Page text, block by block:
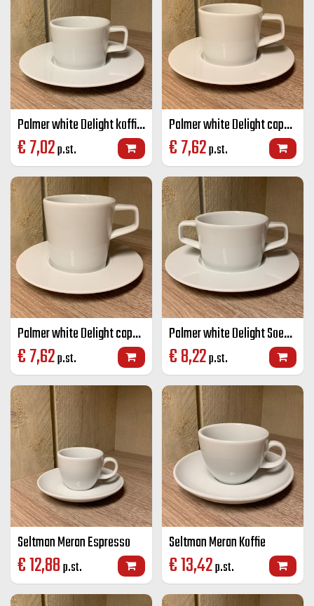
Palmer white Delight koffie K+S wit 15 cl
€7,02p.st.
Palmer white Delight cappuccino K+S wit 18 cl
€7,62p.st.
Palmer white Delight cappuccino groot K+S wit 25 cl
€7,62p.st.
Palmer white Delight Soepkop + schotel
€8,22p.st.
Seltman Meran Espresso
€12,88p.st.
Seltman Meran Koffie
€13,42p.st.